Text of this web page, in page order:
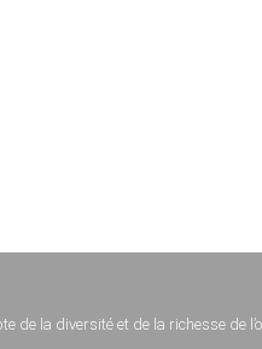
de la diversité et de la richesse de